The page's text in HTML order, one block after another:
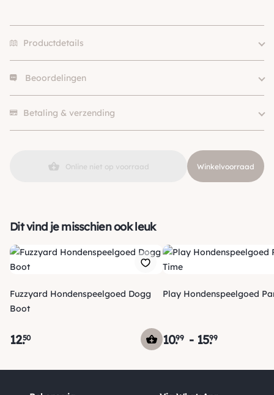
Productdetails
Merk
Klein (0 – 10kg), Middel (10 –
Beoordelingen
Betaling & verzending
Verzending
Online niet op voorraad Winkelvoorraad
Dit vind je misschien ook leuk
Fuzzyard Hondenspeelgoed Dogg
Boot
12.50
Play Hondenspeelgoed
10.99 - 15.99